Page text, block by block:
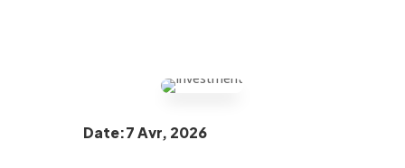
Date:7 Avr, 2026